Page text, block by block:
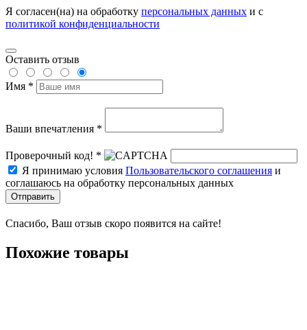
Я согласен(на) на обработку персональных данных и с
политикой конфиденциальности
Оставить отзыв
Имя *
Ваши впечатления *
Проверочный код! *
Я принимаю условия Пользовательского соглашения и
соглашаюсь на обработку персональных данных
Отправить
Спасибо, Ваш отзыв скоро появится на сайте!
Похожие товары